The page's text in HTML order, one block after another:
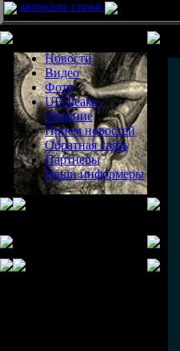
авторские статьи
Новости
Видео
Фото
UFOleaks -
общение
Прием новостей
Обратная связь
Партнеры
Наши информеры